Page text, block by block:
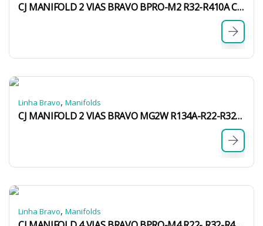
CJ MANIFOLD 2 VIAS BRAVO BPRO-M2 R32-R410A COM MANGUEIRAS
Linha Bravo, Manifolds
CJ MANIFOLD 2 VIAS BRAVO MG2W R134A-R22-R32-R410A S/ MANGUEIRA
Linha Bravo, Manifolds